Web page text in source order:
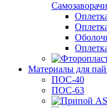
Материалы для
ПОС-40
ПОС-63